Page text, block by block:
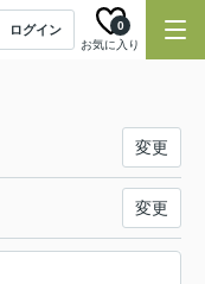
ログイン
お気に入り
0
変更
変更